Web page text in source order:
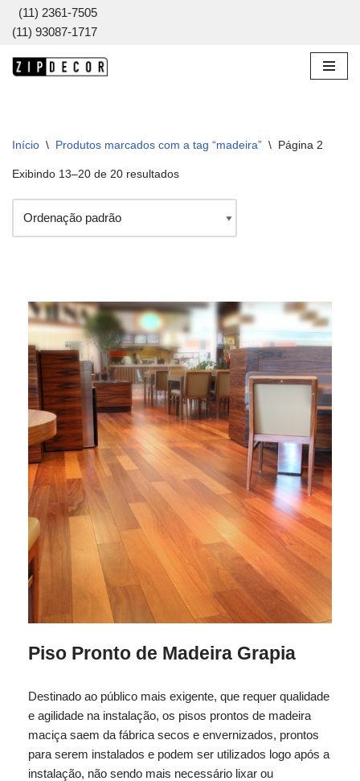
Pular
para
(11) 2361-7505
(11) 93087-1717
Início \ Produtos marcados com a tag “madeira” \ Página 2
Exibindo 13–20 de 20 resultados
Piso Pronto de Madeira Grapia
Destinado ao público mais exigente, que requer qualidade
e agilidade na instalação, os pisos prontos de madeira
maciça saem da fábrica secos e envernizados, prontos
para serem instalados e podem ser utilizados logo após a
instalação, não sendo mais necessário lixar ou